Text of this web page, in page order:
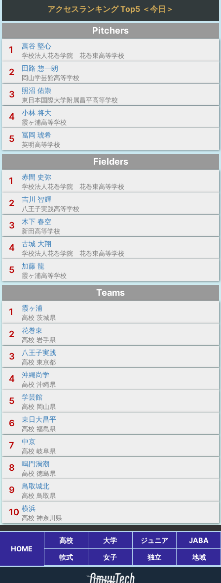
アクセスランキング Top5 ＜今日＞
Pitchers
1
萬谷 堅心
学校法人花巻学院 花巻東高等学校
2 田路 惣一朗
岡山学芸館高等学校
3 照沼 佑崇
東日本国際大学附属昌平高等学校
4 小林 将大
霞ヶ浦高等学校
5 冨岡 琥希
英明高等学校
Fielders
1
赤間 史弥
学校法人花巻学院 花巻東高等学校
2 吉川 智輝
八王子実践高等学校
3 木下 春空
新田高等学校
4 古城 大翔
学校法人花巻学院 花巻東高等学校
5 加藤 龍
霞ヶ浦高等学校
Teams
1
霞ヶ浦
高校 茨城県
2 花巻東
高校 岩手県
3 八王子実践
高校 東京都
4 沖縄尚学
高校 沖縄県
5 学芸館
高校 岡山県
6 東日大昌平
高校 福島県
7 中京
高校 岐阜県
8 鳴門渦潮
高校 徳島県
9 鳥取城北
高校 鳥取県
10 横浜
高校 神奈川県
HOME
高校 大学 ジュニア
JABA
軟式
女子 独立 地域